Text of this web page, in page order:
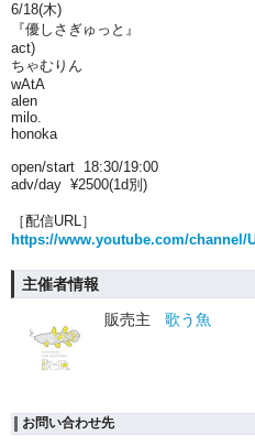
6/18(木)
『優しさぎゅっと』
act)
ちゃむりん
wAtA
alen
milo.
honoka
open/start 18:30/19:00
adv/day ¥2500(1d別)
［配信URL］
https://www.youtube.com/channel/
主催者情報
販売主
歌う魚
お問い合わせ先